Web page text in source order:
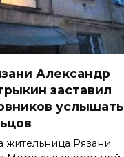
Александр
заставил
услышать
жительница Рязани